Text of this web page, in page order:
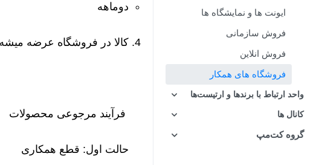
ایونت ها و نمایشگاه ها
فروش سازمانی
فروش انلاین
فروشگاه های همکار
واحد ارتباط با برندها و ارتیست‌ها
کانال ها
گروه کت‌مپ
دوماهه
کالا در فروشگاه عرضه
فرآیند مرجوعی محصولات
حالت اول: قطع همکاری